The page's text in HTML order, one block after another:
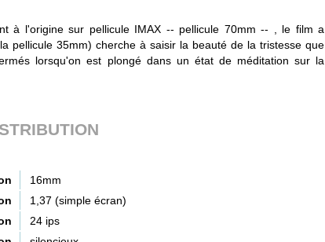
à l'origine sur pellicule IMAX -- pellicule 70mm -- , le film a
pellicule 35mm) cherche à saisir la beauté de la tristesse que
lorsqu'on est plongé dans un état de méditation sur la
16mm
1,37 (simple écran)
24 ips